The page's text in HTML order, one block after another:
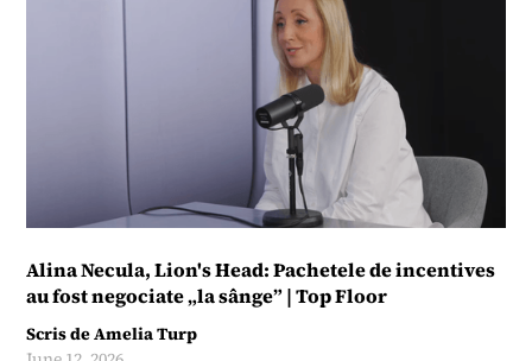
Alina Necula, Lion's Head: Pachetele de incentives
au fost negociate „la sânge” | Top Floor
Scris deAmelia Turp